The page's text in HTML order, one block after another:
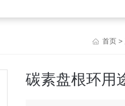
首页 >
碳素盘根环用